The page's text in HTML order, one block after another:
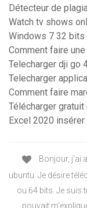
Détecteur de
Watch tv shows
Windows 7 32
Comment faire
Telecharger dji go
Telecharger
Comment faire
Télécharger
Excel 2020
Bonjour, j'ai
ubuntu. Je désire
ou 64 bits. Je suis
pouvait